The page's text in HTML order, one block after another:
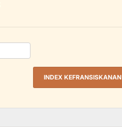
INDEX KEFRANSISKANAN